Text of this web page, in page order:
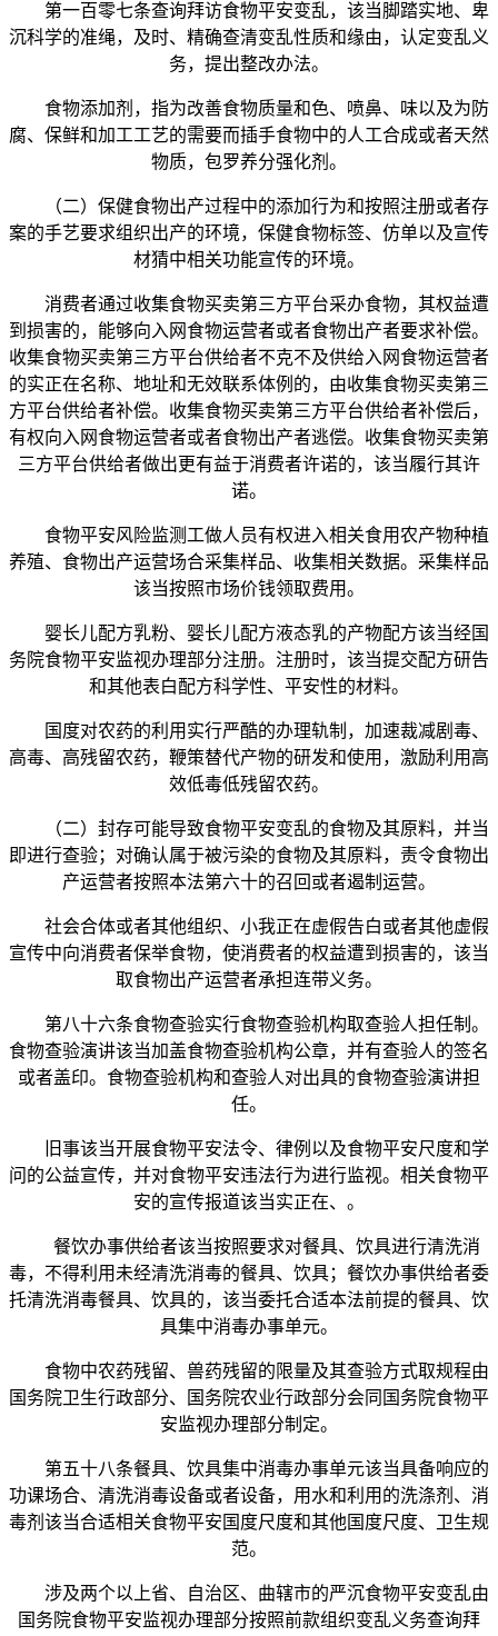
第一百零七条查询拜访食物平安变乱，该当脚踏实地、卑
沉科学的准绳，及时、精确查清变乱性质和缘由，认定变乱义
务，提出整改办法。
食物添加剂，指为改善食物质量和色、喷鼻、味以及为防
腐、保鲜和加工工艺的需要而插手食物中的人工合成或者天然
物质，包罗养分强化剂。
（二）保健食物出产过程中的添加行为和按照注册或者存
案的手艺要求组织出产的环境，保健食物标签、仿单以及宣传
材猜中相关功能宣传的环境。
消费者通过收集食物买卖第三方平台采办食物，其权益遭
到损害的，能够向入网食物运营者或者食物出产者要求补偿。
收集食物买卖第三方平台供给者不克不及供给入网食物运营者
的实正在名称、地址和无效联系体例的，由收集食物买卖第三
方平台供给者补偿。收集食物买卖第三方平台供给者补偿后，
有权向入网食物运营者或者食物出产者逃偿。收集食物买卖第
三方平台供给者做出更有益于消费者许诺的，该当履行其许
诺。
食物平安风险监测工做人员有权进入相关食用农产物种植
养殖、食物出产运营场合采集样品、收集相关数据。采集样品
该当按照市场价钱领取费用。
婴长儿配方乳粉、婴长儿配方液态乳的产物配方该当经国
务院食物平安监视办理部分注册。注册时，该当提交配方研告
和其他表白配方科学性、平安性的材料。
国度对农药的利用实行严酷的办理轨制，加速裁减剧毒、
高毒、高残留农药，鞭策替代产物的研发和使用，激励利用高
效低毒低残留农药。
（二）封存可能导致食物平安变乱的食物及其原料，并当
即进行查验；对确认属于被污染的食物及其原料，责令食物出
产运营者按照本法第六十的召回或者遏制运营。
社会合体或者其他组织、小我正在虚假告白或者其他虚假
宣传中向消费者保举食物，使消费者的权益遭到损害的，该当
取食物出产运营者承担连带义务。
第八十六条食物查验实行食物查验机构取查验人担任制。
食物查验演讲该当加盖食物查验机构公章，并有查验人的签名
或者盖印。食物查验机构和查验人对出具的食物查验演讲担
任。
旧事该当开展食物平安法令、律例以及食物平安尺度和学
问的公益宣传，并对食物平安违法行为进行监视。相关食物平
安的宣传报道该当实正在、。
餐饮办事供给者该当按照要求对餐具、饮具进行清洗消
毒，不得利用未经清洗消毒的餐具、饮具；餐饮办事供给者委
托清洗消毒餐具、饮具的，该当委托合适本法前提的餐具、饮
具集中消毒办事单元。
食物中农药残留、兽药残留的限量及其查验方式取规程由
国务院卫生行政部分、国务院农业行政部分会同国务院食物平
安监视办理部分制定。
第五十八条餐具、饮具集中消毒办事单元该当具备响应的
功课场合、清洗消毒设备或者设备，用水和利用的洗涤剂、消
毒剂该当合适相关食物平安国度尺度和其他国度尺度、卫生规
范。
涉及两个以上省、自治区、曲辖市的严沉食物平安变乱由
国务院食物平安监视办理部分按照前款组织变乱义务查询拜